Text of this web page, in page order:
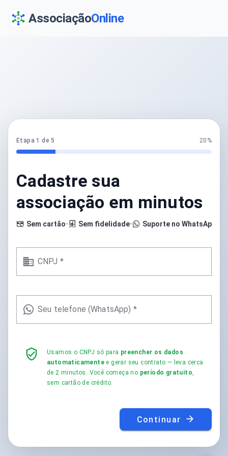
AssociaçãoOnline
Etapa 1 de 5 20%
Cadastre sua
associação em minutos
Sem cartão• Sem fidelidade• Suporte no WhatsApp
CNPJ *
Seu telefone (WhatsApp) *
Usamos o CNPJ só para preencher os dados
automaticamente e gerar seu contrato — leva cerca
de 2 minutos. Você começa no período gratuito,
sem cartão de crédito.
Continuar